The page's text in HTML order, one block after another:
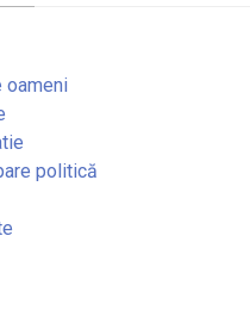
oameni
politică